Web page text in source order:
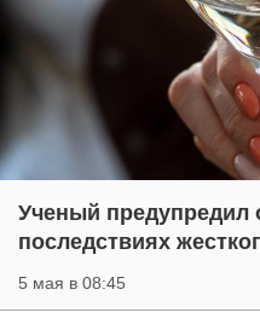
Ученый предупредил
последствиях
5 мая в 08:45